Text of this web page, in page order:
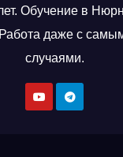
Обучение в
даже с
случаями.